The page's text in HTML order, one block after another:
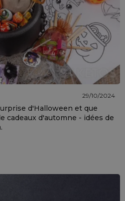
29/10/2024
d'Halloween et que
cadeaux d'automne - idées de